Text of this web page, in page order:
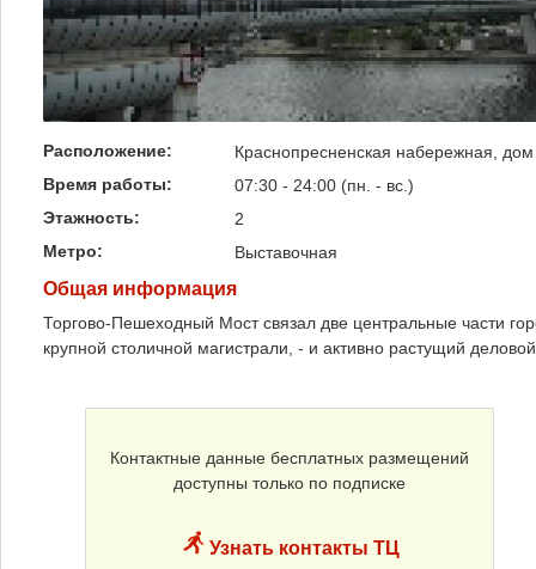
Расположение:
Краснопресненская набережная,
Время работы:
07:30 - 24:00 (пн. - вс.)
Этажность:
2
Метро:
Выставочная
Общая информация
Торгово-Пешеходный Мост связал две центральные части
крупной столичной магистрали, - и активно растущий
Контактные данные бесплатных размещений
доступны только по подписке
Узнать контакты ТЦ